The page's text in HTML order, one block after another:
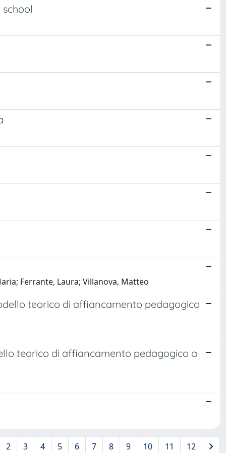
Ferrante, Laura; Villanova, Matteo
teorico di affiancamento pedagogico
teorico di affiancamento pedagogico a
2 3 4 5 6 7 8 9 10 11 12